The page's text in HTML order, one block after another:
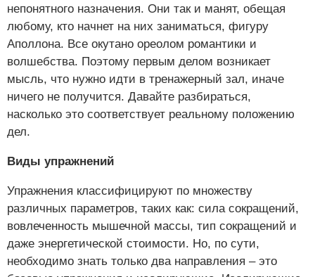
непонятного назначения. Они так и манят, обещая
любому, кто начнет на них заниматься, фигуру
Аполлона. Все окутано ореолом романтики и
волшебства. Поэтому первым делом возникает
мысль, что нужно идти в тренажерный зал, иначе
ничего не получится. Давайте разбираться,
насколько это соответствует реальному положению
дел.
Виды упражнений
Упражнения классифицируют по множеству
различных параметров, таких как: сила сокращений,
вовлеченность мышечной массы, тип сокращений и
даже энергетической стоимости. Но, по сути,
необходимо знать только два направления – это